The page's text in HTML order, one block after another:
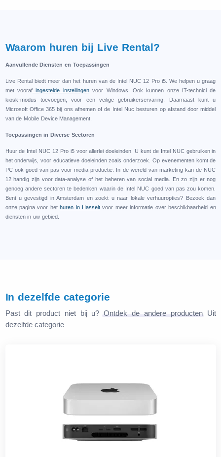
Waarom huren bij Live Rental?
Aanvullende Diensten en Toepassingen
Live Rental biedt meer dan het huren van de Intel NUC 12 Pro i5. We helpen u graag
met voorafingestelde instellingenvoor Windows. Ook kunnen onze IT-technici de
kiosk-modus toevoegen, voor een veilige gebruikerservaring. Daarnaast kunt u
Microsoft Office 365 bij ons afnemen of de Intel Nuc besturen op afstand door middel
van de Mobile Device Management.
Toepassingen in Diverse Sectoren
Huur de Intel NUC 12 Pro i5 voor allerlei doeleinden. U kunt de Intel NUC gebruiken in
het onderwijs, voor educatieve doeleinden zoals onderzoek. Op evenementen komt de
PC ook goed van pas voor media-productie. In de wereld van marketing kan de NUC
12 handig zijn voor data-analyse of het beheren van social media. En zo zijn er nog
genoeg andere sectoren te bedenken waarin de Intel NUC goed van pas zou komen.
Bent u gevestigd in Amsterdam en zoekt u naar lokale verhuuropties? Bezoek dan
onze pagina voor hethuren in Hasselt voor meer informatie over beschikbaarheid en
diensten in uw gebied.
In dezelfde categorie
Past dit product niet bij u?Ontdek de andere productenUit
dezelfde categorie